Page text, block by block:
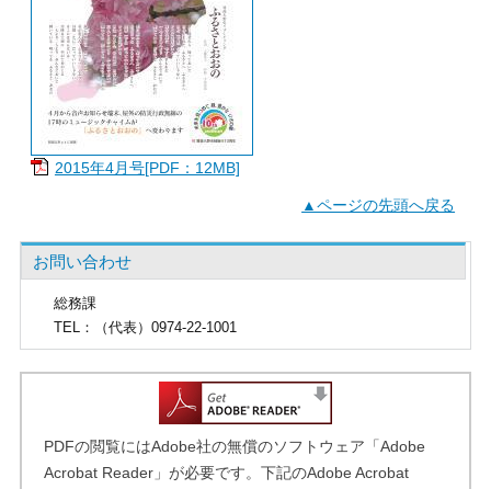
2015年4月号[PDF：12MB]
▲ページの先頭へ戻る
お問い合わせ
総務課
TEL ：（代表）0974-22-1001
PDFの閲覧にはAdobe社の無償のソフトウェア「Adobe
Acrobat Reader」が必要です。下記のAdobe Acrobat